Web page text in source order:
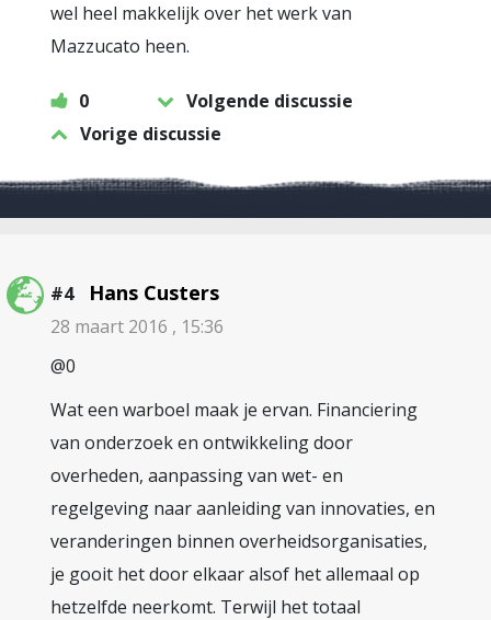
wel heel makkelijk over het werk van
Mazzucato heen.
0
Volgende discussie
Vorige discussie
#4 Hans Custers
28 maart 2016 , 15:36
@0
Wat een warboel maak je ervan. Financiering
van onderzoek en ontwikkeling door
overheden, aanpassing van wet- en
regelgeving naar aanleiding van innovaties, en
veranderingen binnen overheidsorganisaties,
je gooit het door elkaar alsof het allemaal op
hetzelfde neerkomt. Terwijl het totaal